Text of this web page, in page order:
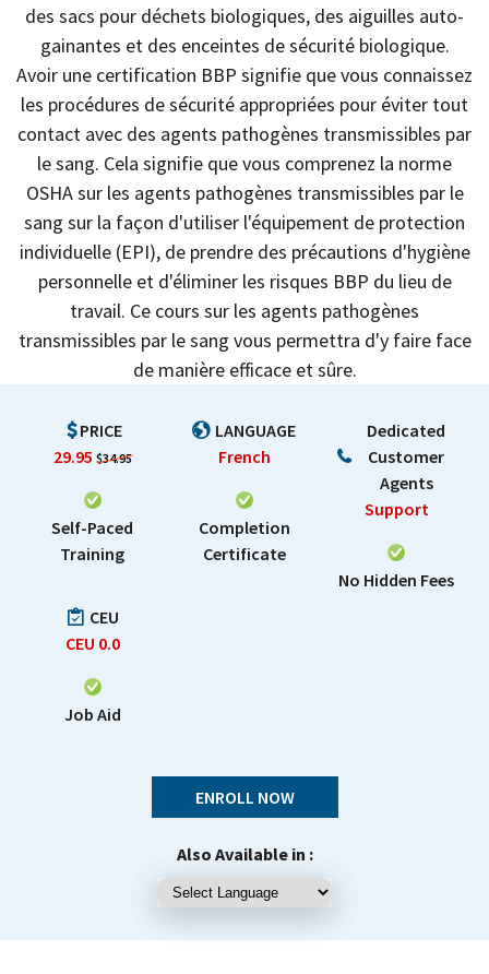
des sacs pour déchets biologiques, des aiguilles auto-
gainantes et des enceintes de sécurité biologique.
Avoir une certification BBP signifie que vous connaissez
les procédures de sécurité appropriées pour éviter tout
contact avec des agents pathogènes transmissibles par
le sang. Cela signifie que vous comprenez la norme
OSHA sur les agents pathogènes transmissibles par le
sang sur la façon d'utiliser l'équipement de protection
individuelle (EPI), de prendre des précautions d'hygiène
personnelle et d'éliminer les risques BBP du lieu de
travail. Ce cours sur les agents pathogènes
transmissibles par le sang vous permettra d'y faire face
de manière efficace et sûre.
PRICE
29.95 $34.95
Self-Paced
Training
LANGUAGE
French
Completion
Certificate
Dedicated
Customer
Agents
Support
No Hidden Fees
CEU
CEU 0.0
Job Aid
ENROLL NOW
Also Available in :